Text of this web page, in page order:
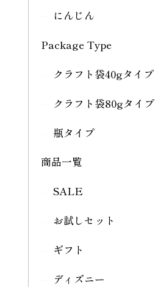
にんじん
Package Type
クラフト袋40gタイプ
クラフト袋80gタイプ
瓶タイプ
商品一覧
SALE
お試しセット
ギフト
ディズニー